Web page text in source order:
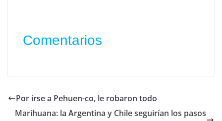
Comentarios
Por irse a Pehuen-co, le robaron todo
Marihuana: la Argentina y Chile seguirían los pasos